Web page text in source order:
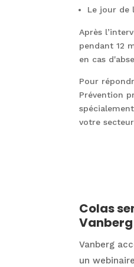
Le jour de
Après
pendant 12
en cas
Pour
Prévention
votre
Colas
Vanberg
Vanberg
un